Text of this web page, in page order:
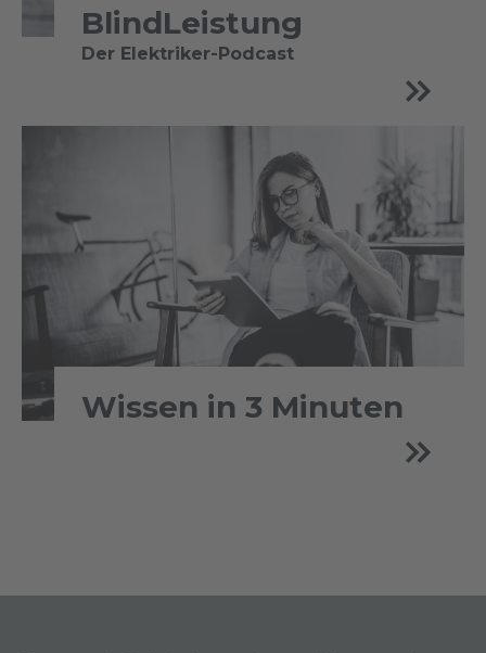
BlindLeistung
Der Elektriker-Podcast
Wissen in 3 Minuten